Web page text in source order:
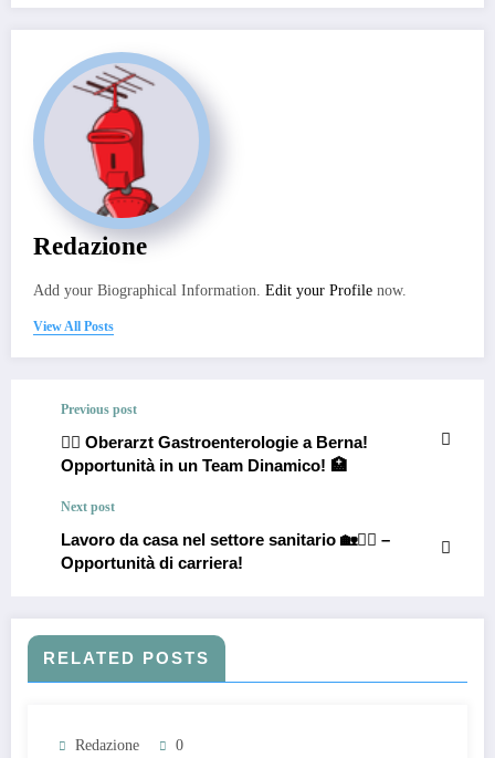
Redazione
Add your Biographical Information. Edit your Profile now.
View All Posts
Previous post
👨‍⚕️ Oberarzt Gastroenterologie a Berna!
Opportunità in un Team Dinamico! 🏥
Next post
Lavoro da casa nel settore sanitario 🏡👩‍⚕️ –
Opportunità di carriera!
RELATED POSTS
Redazione 0